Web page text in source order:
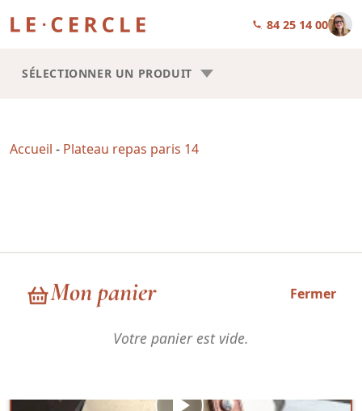
01 84 25 14 00
Mon panier Fermer
Votre panier est vide.
SÉLECTIONNER UN PRODUIT
Accueil - Plateau repas paris 14
Plateau repas paris 14
Choisissez la forme de vos plateaux repas : Trilogie ou Square.
Visionner